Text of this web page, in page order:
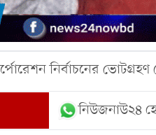
নির্বাচনের
নিউজনাউ২৪